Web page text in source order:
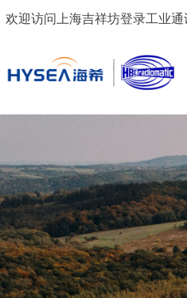
欢迎访问上海吉祥坊登录工业